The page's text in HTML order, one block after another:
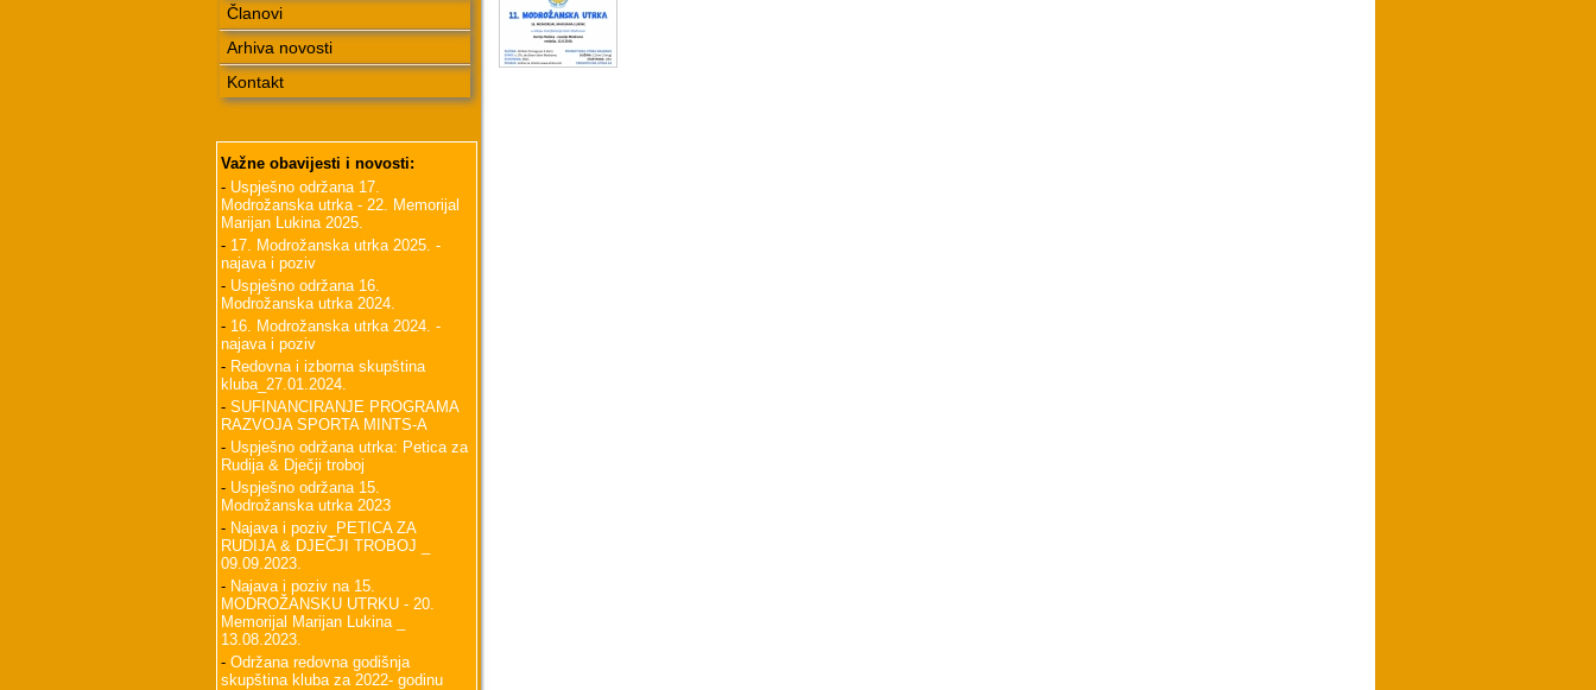
Članovi
Arhiva novosti
Kontakt
Važne obavijesti i novosti:
- Uspješno održana 17.
Modrožanska utrka - 22. Memorijal
Marijan Lukina 2025.
- 17. Modrožanska utrka 2025. -
najava i poziv
- Uspješno održana 16.
Modrožanska utrka 2024.
- 16. Modrožanska utrka 2024. -
najava i poziv
- Redovna i izborna skupština
kluba_27.01.2024.
- SUFINANCIRANJE PROGRAMA
RAZVOJA SPORTA MINTS-A
- Uspješno održana utrka: Petica za
Rudija & Dječji troboj
- Uspješno održana 15.
Modrožanska utrka 2023
- Najava i poziv_PETICA ZA
RUDIJA & DJEČJI TROBOJ _
09.09.2023.
- Najava i poziv na 15.
MODROŽANSKU UTRKU - 20.
Memorijal Marijan Lukina _
13.08.2023.
- Održana redovna godišnja
skupština kluba za 2022- godinu